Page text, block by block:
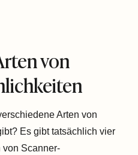
von
Arten von
Es gibt tatsächlich vier
von Scanner-